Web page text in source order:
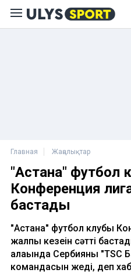
Главная Жаңалықтар
"Астана" футбол
Конференция
бастады
"Астана" футбол клубы
жалпы кезеңін сәтті
алаңында Сербияның "TSC
командасын жеңді, деп